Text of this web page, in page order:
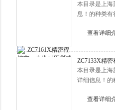
本目录是上海
息！的种类有
查看详细
ZC7133X精
本目录是上海
详细信息！的
查看详细